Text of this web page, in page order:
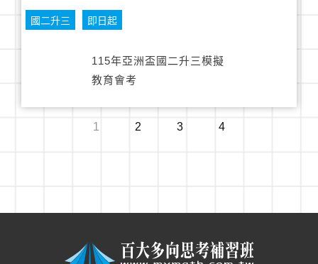
國二升三 即日起
115年亞洲盃國二升三模擬
教育會考
1 2 3 4